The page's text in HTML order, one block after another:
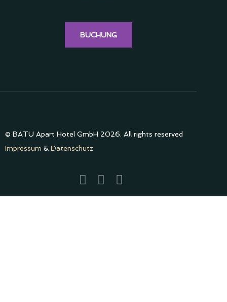
BUCHUNG
© BATU Apart Hotel GmbH 2026. All rights reserved
Impressum & Datenschutz